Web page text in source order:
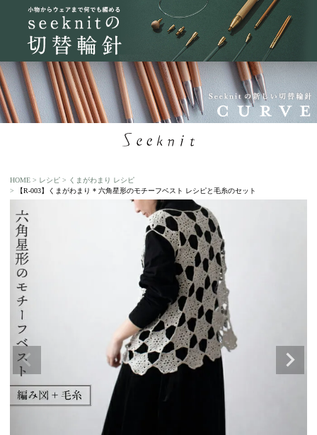
HOME レシピ
くまがわまり レシピ
【R-003】くまがわまり * 六角星形のモチーフベスト レシピと毛糸のセット